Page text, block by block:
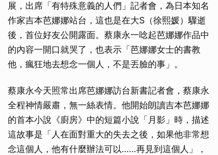
展，出席「有特殊意義的人們」記者會，為日本知名
作家吉本芭娜娜站台，這也是在大S（徐熙媛）驟逝
後，首位好友公開露面。蔡康永一唸起芭娜娜作品中
的內容一開口就哭了，也表示「芭娜娜女士的書教
他，瘋狂地去想念一個人，不是丟臉的事」。
蔡康永今天照常出席芭娜娜訪台新書記者會，蔡康永
全程神情嚴肅，無一絲表情。他開始朗讀吉本芭娜娜
的首本小說《廚房》中的短篇小說「月影」時，描述
這故事是「人在面對重大的失去之後，如果他非常想
念這個人，他有什麼辦法可以……再見到這個人」，